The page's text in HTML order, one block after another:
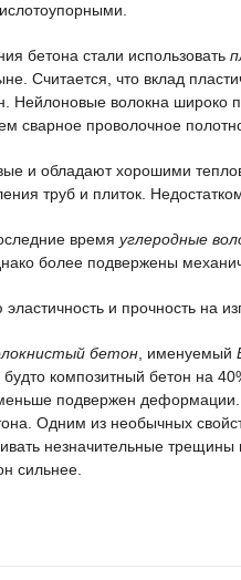
бетона стали использовать
Считается, что вклад
Нейлоновые волокна широко
сварное проволочное
и обладают хорошими
труб и плиток.
время углеродные
более подвержены
и прочность на
бетон , именуемый
композитный бетон на
подвержен деформации.
Одним из необычных
незначительные трещины
сильнее.